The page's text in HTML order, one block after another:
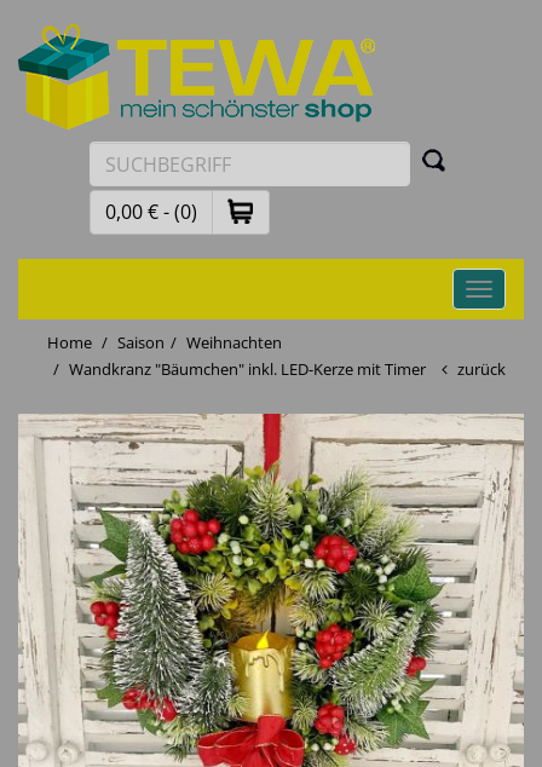
0,00 € - (0)
Toggle
Home
Saison
Weihnachten
Wandkranz "Bäumchen" inkl. LED-Kerze mit Timer
zurück